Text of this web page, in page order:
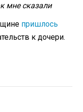
мне сказали
пришлось
к дочери.